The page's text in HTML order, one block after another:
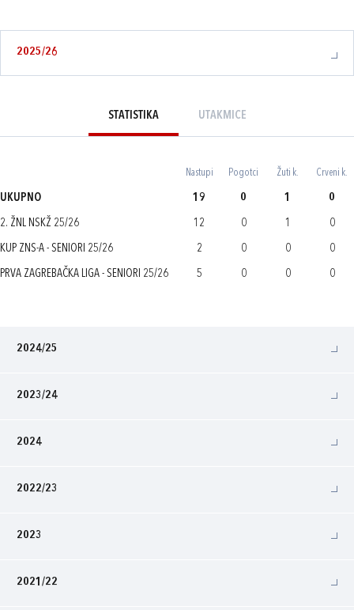
2025/26
STATISTIKA UTAKMICE
Nastupi Pogotci Žuti k. Crveni k.
UKUPNO 19 0 1 0
2. ŽNL NSKŽ 25/26 12 0 1 0
KUP ZNS-A - SENIORI 25/26 2 0 0 0
PRVA ZAGREBAČKA LIGA - SENIORI 25/26 5 0 0 0
2024/25
2023/24
2024
2022/23
2023
2021/22